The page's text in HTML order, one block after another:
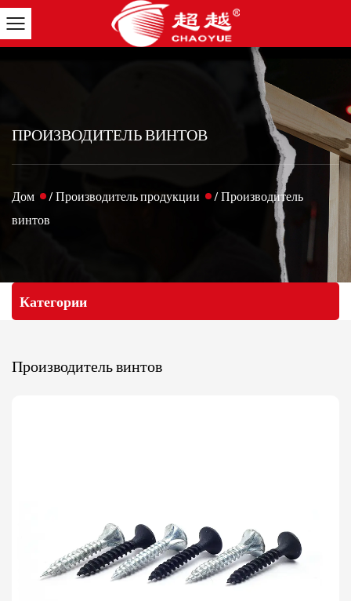
ПРОИЗВОДИТЕЛЬ ВИНТОВ
Дом / Производитель продукции / Производитель
винтов
Категории
Производитель винтов